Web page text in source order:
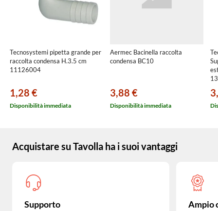
Tecnosystemi pipetta grande per
raccolta condensa H.3.5 cm
11126004
1,28 €
Disponibilità immediata
Aermec Bacinella raccolta
condensa BC10
3,88 €
Disponibilità immediata
Acquistare su Tavolla ha i suoi vantaggi
Supporto Ampio